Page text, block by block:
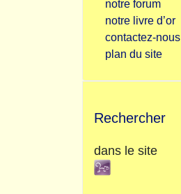
notre forum
notre livre d’or
contactez-nous
plan du site
Rechercher
dans le site